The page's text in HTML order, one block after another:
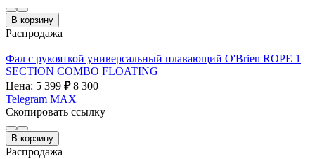
В корзину
Распродажа
Фал с рукояткой универсальный плавающий O'Brien ROPE 1
SECTION COMBO FLOATING
Цена: 5 399 ₽ 8 300
Telegram MAX
Скопировать ссылку
В корзину
Распродажа